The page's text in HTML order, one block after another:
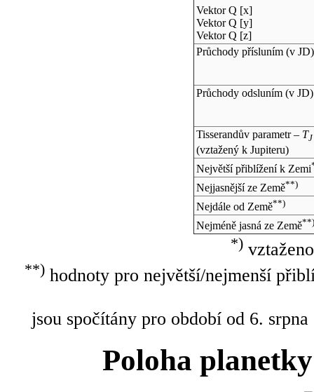
Vektor Q [x]
Vektor Q [y]
Vektor Q [z]
Průchody přísluním (v JD)
Průchody odsluním (v JD)
Tisserandův parametr – TJ
(vztažený k Jupiteru)
Největší přiblížení k Zemi
Nejjasnější ze Země**)
Nejdále od Země**)
Nejméně jasná ze Země**)
*)
**)hodnoty pro největší/nejmenší
jsou spočítány pro období od 6.
Poloha